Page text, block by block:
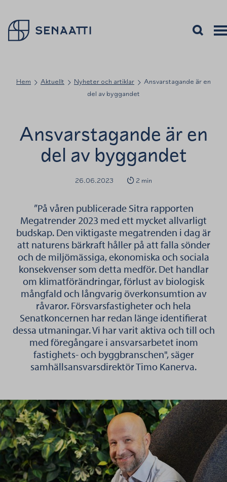
Palaa takaisin etusivulle
Öppna
Hem Aktuellt Nyheter och artiklar
Ansvarstagande är en
del av byggandet
Ansvarstagande är en
del av byggandet
26.06.2023 2 min
”På våren publicerade Sitra rapporten
Megatrender 2023 med ett mycket allvarligt
budskap. Den viktigaste megatrenden i dag är
att naturens bärkraft håller på att falla sönder
och de miljömässiga, ekonomiska och sociala
konsekvenser som detta medför. Det handlar
om klimatförändringar, förlust av biologisk
mångfald och långvarig överkonsumtion av
råvaror. Försvarsfastigheter och hela
Senatkoncernen har redan länge identifierat
dessa utmaningar. Vi har varit aktiva och till och
med föregångare i ansvarsarbetet inom
fastighets- och byggbranschen", säger
samhällsansvarsdirektör Timo Kanerva.